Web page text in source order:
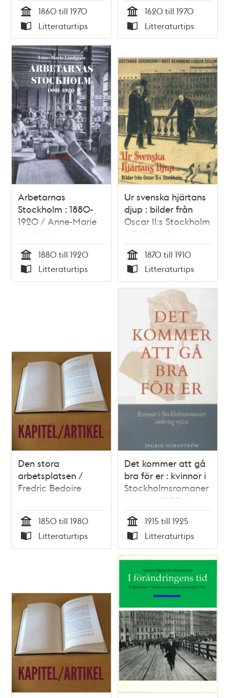
Tid
1860 till 1970
Typ
Litteraturtips Tid
1620 till 1970
Typ
Litteraturtips
Arbetarnas
Stockholm : 1880-
1920 / Anne-Marie
Lindgren
Tid
1880 till 1920
Typ
Litteraturtips
Ur svenska hjärtans
djup : bilder från
Oscar II:s Stockholm
/ Gotthard
Johansson
Tid
1870 till 1910
Typ
Litteraturtips
Den stora
arbetsplatsen /
Fredric Bedoire
Tid
1850 till 1980
Typ
Litteraturtips
Det kommer att gå
bra för er : kvinnor i
Stockholmsromaner
omkring 1920 /
Ingrid Nordström
Tid
1915 till 1925
Typ
Litteraturtips